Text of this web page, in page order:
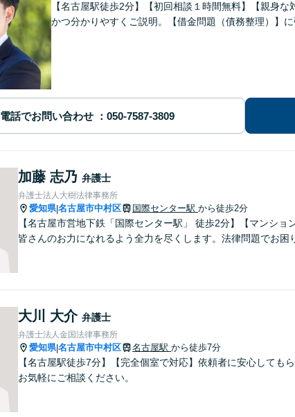
【名古屋駅徒歩2分】【初回相談１時間無料】【親身
かつ分かりやすくご説明。【借金問題（債務整理）】
電話でお問い合わせ
加藤 志乃 弁護士
弁護士法人大樹法律事務所
愛知県|名古屋市中村区 国際センター駅 から徒歩2分
【名古屋市営地下鉄「国際センター駅」 徒歩2分】【マンショ
皆さんのお力になれるよう全力を尽くします。法律問題でお困
大川 大介 弁護士
弁護士法人金国法律事務所
愛知県|名古屋市中村区 名古屋駅 から徒歩7分
【名古屋駅徒歩7分】【完全個室で対応】依頼者に安心しても
お気軽にご相談ください。